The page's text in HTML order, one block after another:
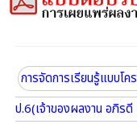
การจัดการเรียนรู้แบบโค
ป.6(เจ้าของผลงาน อภิร